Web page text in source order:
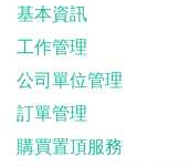
基本資訊
工作管理
公司單位管理
訂單管理
購買置頂服務